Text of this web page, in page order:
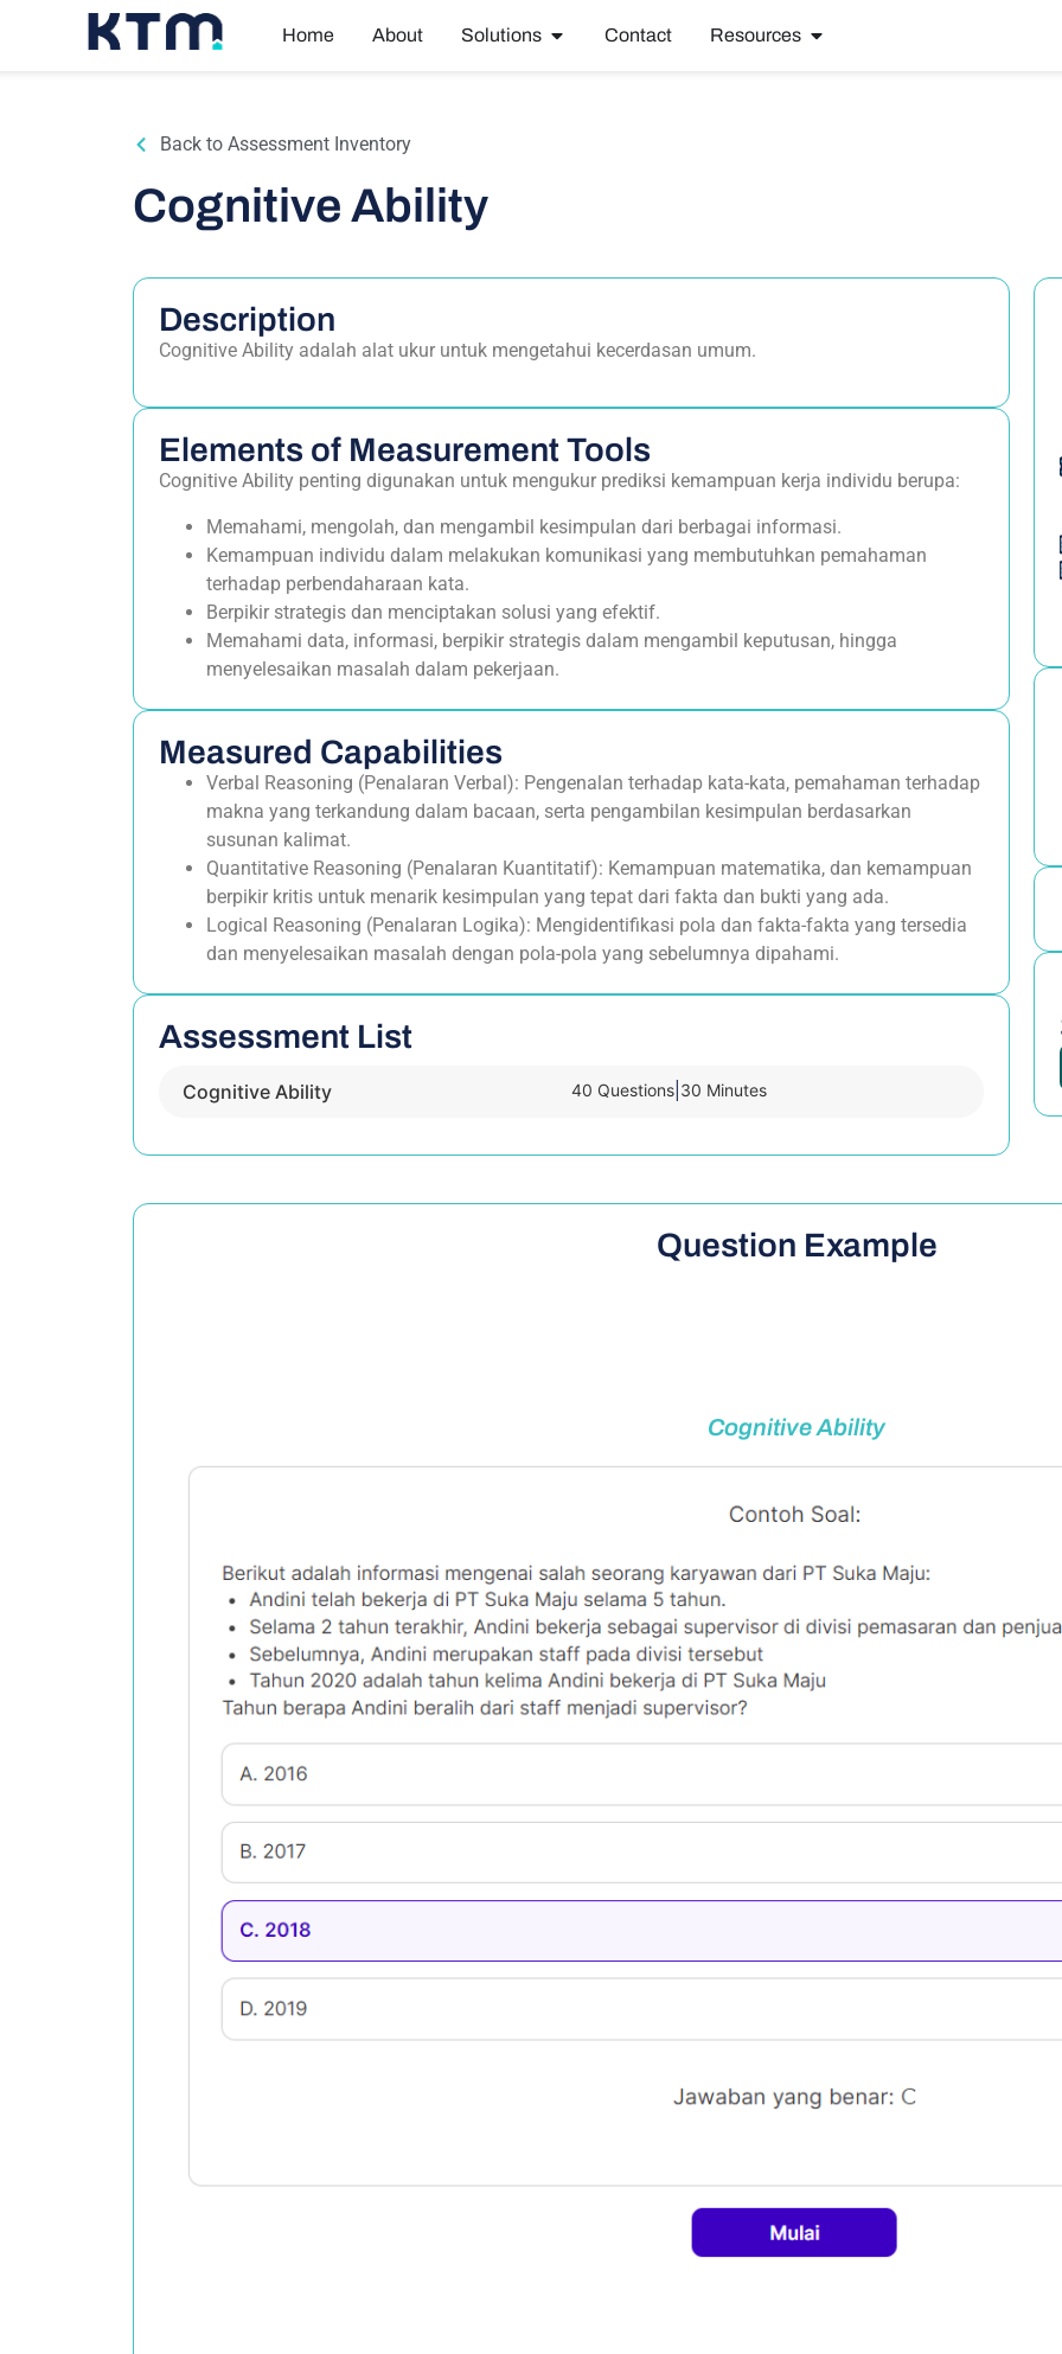
Home About Solutions Contact Resources
Back to Assessment Inventory
Cognitive Ability
Description
Cognitive Ability adalah alat ukur untuk mengetahui kecerdasan umum.
Elements of Measurement Tools
Cognitive Ability penting digunakan untuk mengukur prediksi kemampuan kerja individu berupa:
Memahami, mengolah, dan mengambil kesimpulan dari berbagai informasi.
Kemampuan individu dalam melakukan komunikasi yang membutuhkan pemahaman
terhadap perbendaharaan kata.
Berpikir strategis dan menciptakan solusi yang efektif.
Memahami data, informasi, berpikir strategis dalam mengambil keputusan, hingga
menyelesaikan masalah dalam pekerjaan.
Measured Capabilities
Verbal Reasoning (Penalaran Verbal): Pengenalan terhadap kata-kata, pemahaman terhadap
makna yang terkandung dalam bacaan, serta pengambilan kesimpulan berdasarkan
susunan kalimat.
Quantitative Reasoning (Penalaran Kuantitatif): Kemampuan matematika, dan kemampuan
berpikir kritis untuk menarik kesimpulan yang tepat dari fakta dan bukti yang ada.
Logical Reasoning (Penalaran Logika): Mengidentifikasi pola dan fakta-fakta yang tersedia
dan menyelesaikan masalah dengan pola-pola yang sebelumnya dipahami.
Assessment List
Cognitive Ability 40 Questions|30 Minutes
Question Example
Cognitive Ability